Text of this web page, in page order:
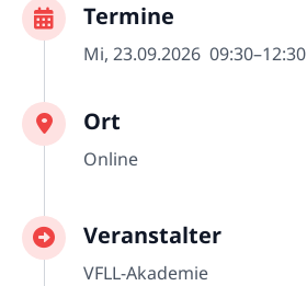
Termine
Mi, 23.09.2026 09:30–12:30
Ort
Online
Veranstalter
VFLL-Akademie